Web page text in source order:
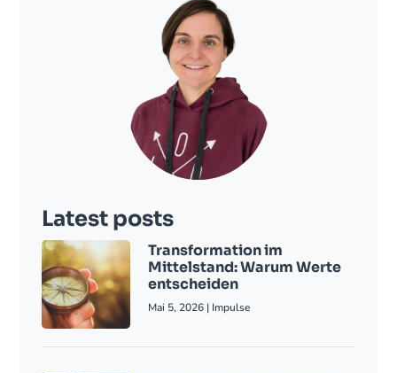
Latest posts
Transformation im
Mittelstand: Warum Werte
entscheiden
Mai 5, 2026 | Impulse